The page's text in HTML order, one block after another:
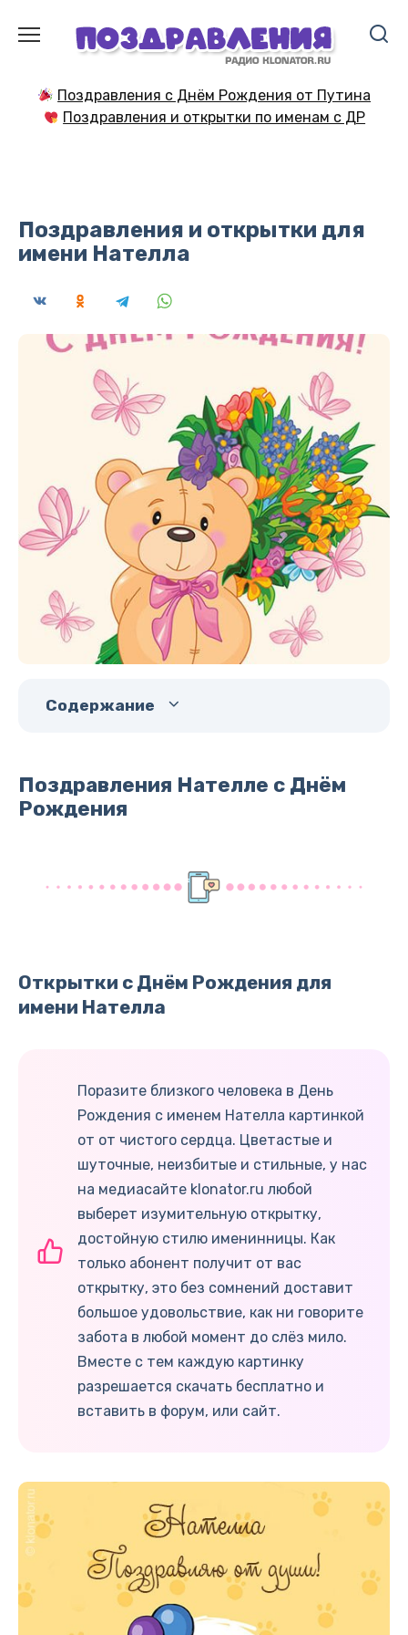
содержанию
Поздравления с Днём Рождения от Путина
Поздравления и открытки по именам с ДР
Поздравления и открытки для
имени Нателла
Содержание
Поздравления Нателле с Днём
Рождения
Открытки с Днём Рождения для
имени Нателла
Поразите близкого человека в День
Рождения с именем Нателла картинкой
от от чистого сердца. Цветастые и
шуточные, неизбитые и стильные, у нас
на медиасайте klonator.ru любой
выберет изумительную открытку,
достойную стилю именинницы. Как
только абонент получит от вас
открытку, это без сомнений доставит
большое удовольствие, как ни говорите
забота в любой момент до слёз мило.
Вместе с тем каждую картинку
разрешается скачать бесплатно и
вставить в форум, или сайт.